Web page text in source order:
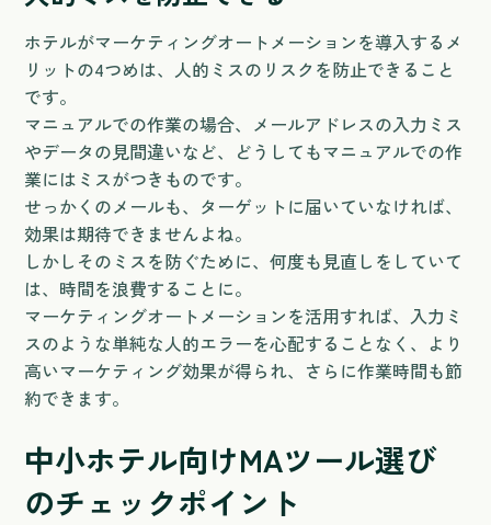
ホテルがマーケティングオートメーションを導入するメ
リットの4つめは、人的ミスのリスクを防止できること
です。
マニュアルでの作業の場合、メールアドレスの入力ミス
やデータの見間違いなど、どうしてもマニュアルでの作
業にはミスがつきものです。
せっかくのメールも、ターゲットに届いていなければ、
効果は期待できませんよね。
しかしそのミスを防ぐために、何度も見直しをしていて
は、時間を浪費することに。
マーケティングオートメーションを活用すれば、入力ミ
スのような単純な人的エラーを心配することなく、より
高いマーケティング効果が得られ、さらに作業時間も節
約できます。
中小ホテル向けMAツール選び
のチェックポイント